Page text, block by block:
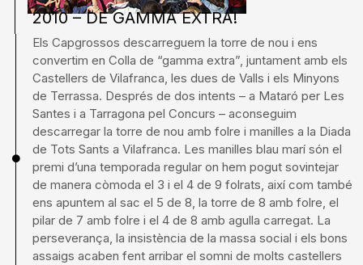
2010 – DE GAMMA EXTRA!
Els Capgrossos descarreguem la torre de nou i ens
convertim en Colla de “gamma extra”, juntament amb els
Castellers de Vilafranca, les dues de Valls i els Minyons
de Terrassa. Després de dos intents – a Mataró per Les
Santes i a Tarragona pel Concurs – aconseguim
descarregar la torre de nou amb folre i manilles a la Diada
de Tots Sants a Vilafranca. Les manilles blau marí són el
premi d’una temporada regular on hem pogut sovintejar
de manera còmoda el 3 i el 4 de 9 folrats, així com també
ens apuntem al sac el 5 de 8, la torre de 8 amb folre, el
pilar de 7 amb folre i el 4 de 8 amb agulla carregat. La
perseverança, la insistència de la massa social i els bons
assaigs acaben fent arribar el somni de molts castellers